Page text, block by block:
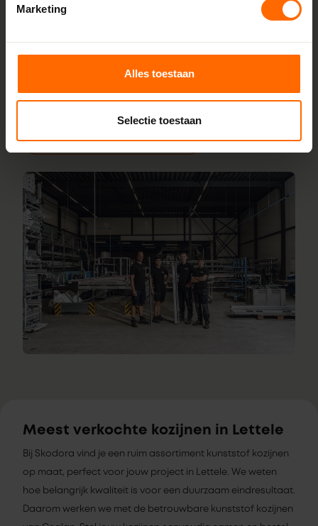
Marketing
Alles toestaan
Selectie toestaan
prijzen scherp. Je bestelt rechtstreeks bij de bron, zonder
vestigingen in de buurt van Lettele. Heb je hulp nodig bij
Lees meer over onze fabriek
Meest verkochte kozijnen in Lettele
Bij Skodora vind je een ruim assortiment kunststof kozijnen
op maat, perfect voor jouw project in Lettele. We weten
hoe belangrijk kwaliteit is voor een duurzaam eindresultaat.
Daarom werken we met de betrouwbare kunststof kozijnen